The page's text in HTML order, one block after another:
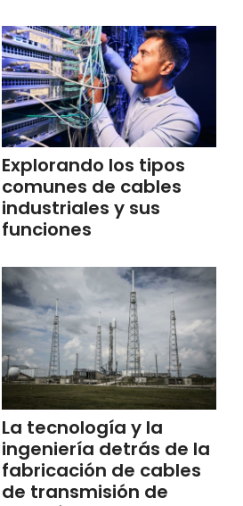
Explorando los tipos
comunes de cables
industriales y sus
funciones
La tecnología y la
ingeniería detrás de la
fabricación de cables
de transmisión de